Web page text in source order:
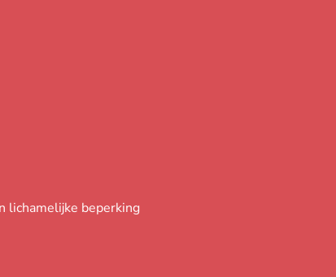
lichamelijke beperking